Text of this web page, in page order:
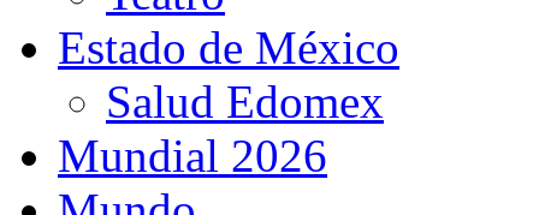
Estado de México
Salud Edomex
Mundial 2026